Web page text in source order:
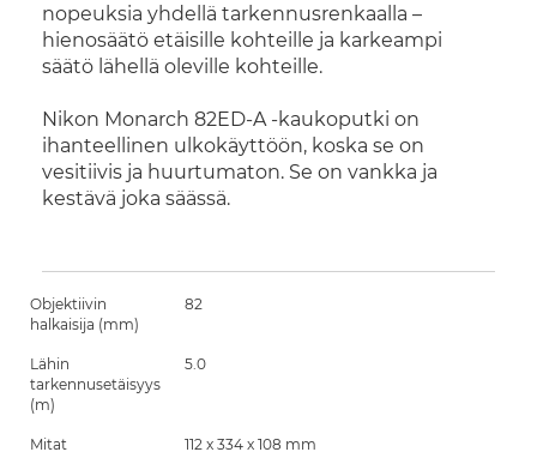
nopeuksia yhdellä tarkennusrenkaalla –
hienosäätö etäisille kohteille ja karkeampi
säätö lähellä oleville kohteille.
Nikon Monarch 82ED-A -kaukoputki on
ihanteellinen ulkokäyttöön, koska se on
vesitiivis ja huurtumaton. Se on vankka ja
kestävä joka säässä.
Objektiivin
halkaisija (mm)
82
Lähin
tarkennusetäisyys
(m)
5.0
Mitat 112 x 334 x 108 mm